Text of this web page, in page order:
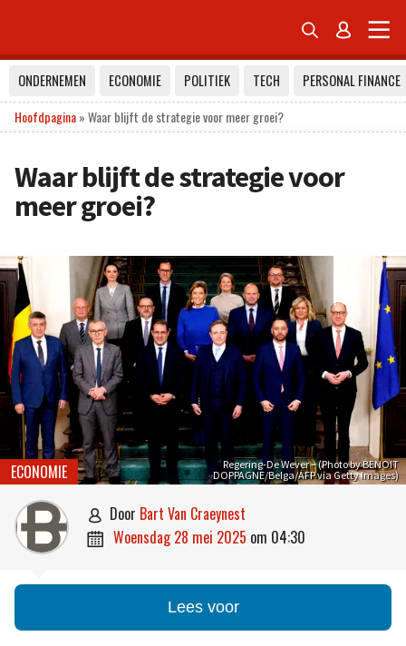
 
ONDERNEMEN ECONOMIE POLITIEK TECH
PERSONAL FINANCE
Hoofdpagina»Waar blijft de strategie voor meer groei?
Waar blijft de strategie voor
meer groei?
Regering-De Wever – (Photo by BENOIT
DOPPAGNE/Belga/AFP via Getty Images)
ECONOMIE
 door Bart Van Craeynest
 woensdag 28 mei 2025 om 04:30
Lees voor